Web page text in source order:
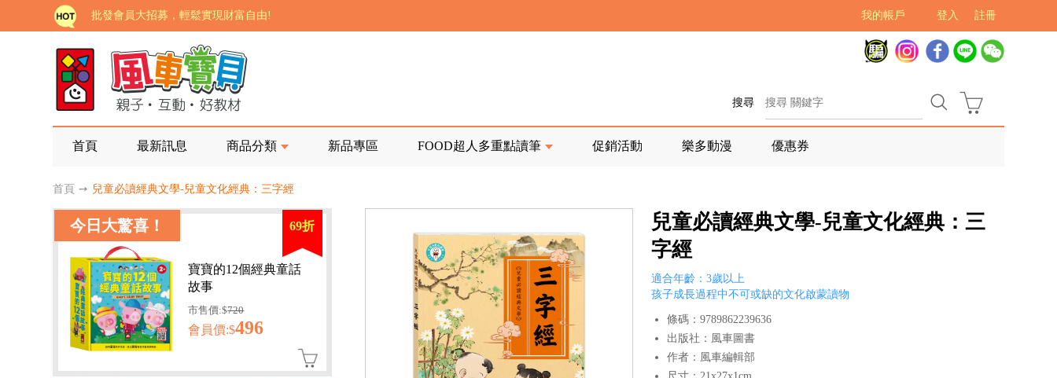
註冊
登入
我的帳戶
批發會員大招募，輕鬆實現財富自由!
如需更改或重開發票 需在訂單成立三天內通知客服 寄回發票需附上回郵郵票
老師您好!!幼教會員火熱招募中~
海外購物免煩惱！點我查看『海外購物流程說明』
家長樂了!「風車書版集團暨FOOD超人企業總部」目前正興建中!
老師您好!!幼教會員火熱招募中~
海外購物免煩惱！點我查看『海外購物流程說明』
搜尋
首頁 最新訊息 商品分類 新品專區 FOOD超人多重點讀筆 促銷活動 樂多動漫 優惠券
首頁 ➙ 兒童必讀經典文學-兒童文化經典：三字經
今日大驚喜！ 69折
寶寶的12個經典童話
故事
市售價:$720
會員價:$496
兒童必讀經典文學-兒童文化經典：三
字經
適合年齡：3歲以上
孩子成長過程中不可或缺的文化啟蒙讀物
條碼：9789862239636
出版社：風車圖書
作者：風車編輯部